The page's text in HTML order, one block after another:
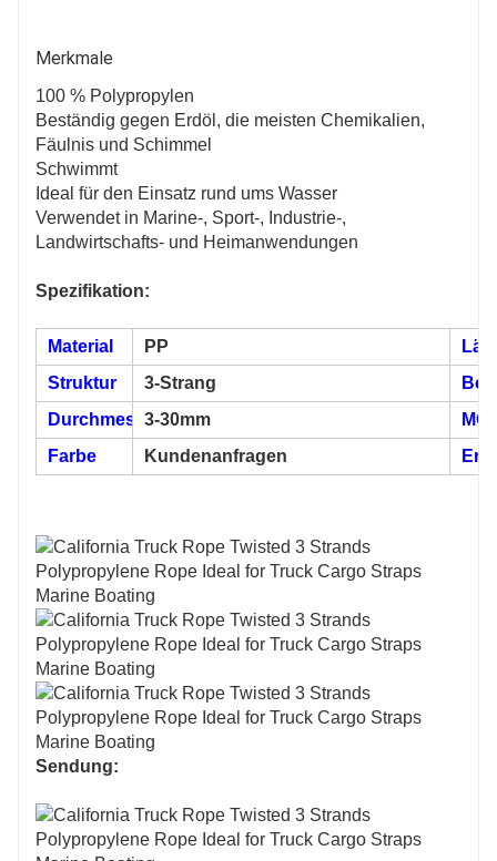
Merkmale
100 % Polypropylen
Beständig gegen Erdöl, die meisten Chemikalien,
Fäulnis und Schimmel
Schwimmt
Ideal für den Einsatz rund ums Wasser
Verwendet in Marine-, Sport-, Industrie-,
Landwirtschafts- und Heimanwendungen
Spezifikation:
Material PP
Struktur
3-Strang
Durchmesser3-30mm
Farbe
Kundenanfragen
Sendung: